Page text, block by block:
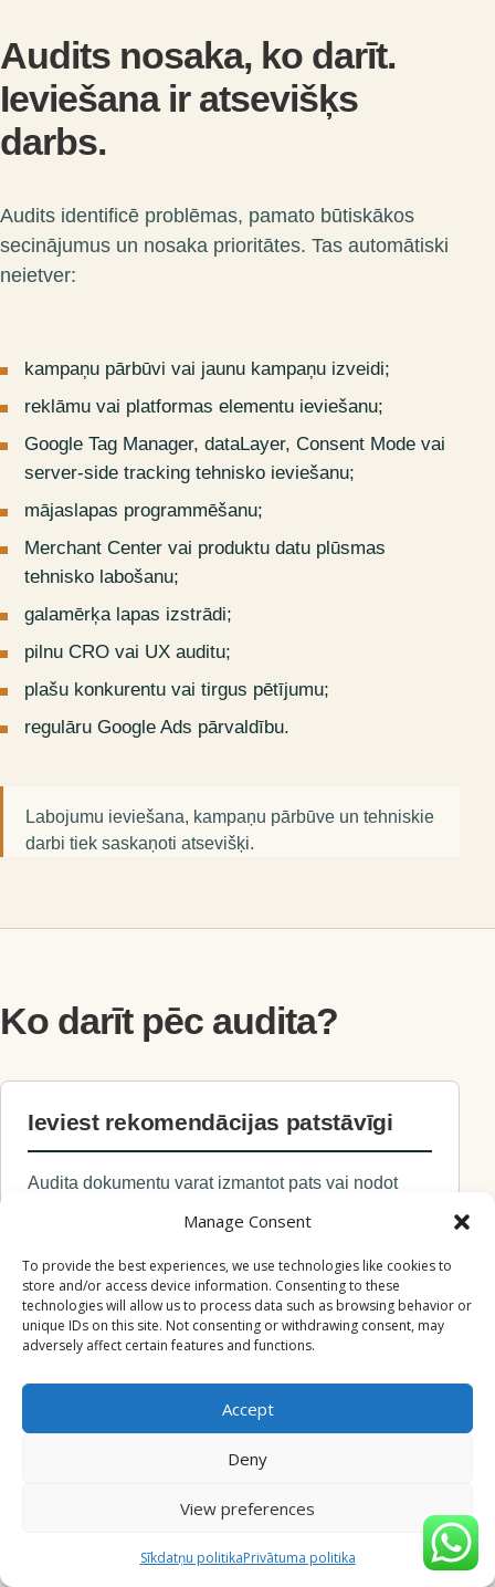
Manage Consent
To provide the best experiences, we use technologies like cookies to
store and/or access device information. Consenting to these
technologies will allow us to process data such as browsing behavior or
unique IDs on this site. Not consenting or withdrawing consent, may
adversely affect certain features and functions.
Accept
Deny
View preferences
Sīkdatņu politikaPrivātuma politika
Audits nosaka, ko darīt.
Ieviešana ir atsevišķs
darbs.
Audits identificē problēmas, pamato būtiskākos
secinājumus un nosaka prioritātes. Tas automātiski
neietver:
kampaņu pārbūvi vai jaunu kampaņu izveidi;
reklāmu vai platformas elementu ieviešanu;
Google Tag Manager, dataLayer, Consent Mode vai
server-side tracking tehnisko ieviešanu;
mājaslapas programmēšanu;
Merchant Center vai produktu datu plūsmas
tehnisko labošanu;
galamērķa lapas izstrādi;
pilnu CRO vai UX auditu;
plašu konkurentu vai tirgus pētījumu;
regulāru Google Ads pārvaldību.
Labojumu ieviešana, kampaņu pārbūve un tehniskie
darbi tiek saskaņoti atsevišķi.
Ko darīt pēc audita?
Ieviest rekomendācijas patstāvīgi
Audita dokumentu varat izmantot pats vai nodot
Vienoties ar ACCESSIO par
Ja nepieciešama palīdzība, ACCESSIO var
atsevišķi sagatavot ieviešanas vai